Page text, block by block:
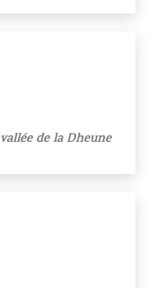
de la Dheune